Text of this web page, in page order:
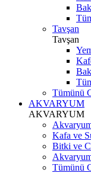
Tavşan
Tavşan
Tümünü
AKVARYUM
AKVARYUM
Kafa ve
Bitki ve
Tümünü